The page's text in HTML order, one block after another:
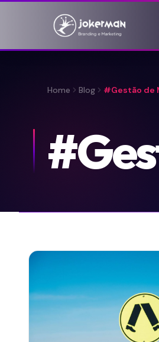
Home Blog #Gestão de